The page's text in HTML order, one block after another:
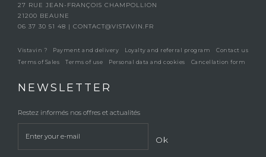
27 RUE JEAN-FRANÇOIS CHAMPOLLION
21200 BEAUNE
06 37 30 51 48 | CONTACT@VISTAVIN.FR
Vistavin ? Payment and delivery Loyalty and referral program
Contact us
Terms of Sales
Terms of use Personal data and cookies Cancellation form
NEWSLETTER
Restez informés nos offres et actualités
Ok